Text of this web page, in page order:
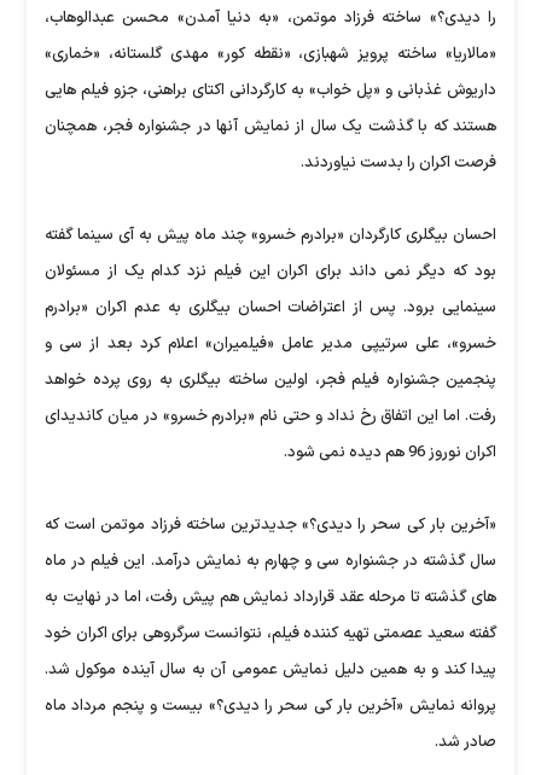
را دیدی؟» ساخته فرزاد موتمن، «به دنیا آمدن» محسن عبدالوهاب،
«مالاریا» ساخته پرویز شهبازی، «نقطه کور» مهدی گلستانه، «خماری»
داریوش غذبانی و «پل خواب» به کارگردانی اکتای براهنی، جزو فیلم هایی
هستند که با گذشت یک سال از نمایش آنها در جشنواره فجر، همچنان
فرصت اکران را بدست نیاوردند.
احسان بیگلری کارگردان «برادرم خسرو» چند ماه پیش به آی سینما گفته
بود که دیگر نمی داند برای اکران این فیلم نزد کدام یک از مسئولان
سینمایی برود. پس از اعتراضات احسان بیگلری به عدم اکران «برادرم
خسرو»، علی سرتیپی مدیر عامل «فیلمیران» اعلام کرد بعد از سی و
پنجمین جشنواره فیلم فجر، اولین ساخته بیگلری به روی پرده خواهد
رفت. اما این اتفاق رخ نداد و حتی نام «برادرم خسرو» در میان کاندیدای
اکران نوروز 96 هم دیده نمی شود.
«آخرین بار کی سحر را دیدی؟» جدیدترین ساخته فرزاد موتمن است که
سال گذشته در جشنواره سی و چهارم به نمایش درآمد. این فیلم در ماه
های گذشته تا مرحله عقد قرارداد نمایش هم پیش رفت، اما در نهایت به
گفته سعید عصمتی تهیه کننده فیلم، نتوانست سرگروهی برای اکران خود
پیدا کند و به همین دلیل نمایش عمومی آن به سال آینده موکول شد.
پروانه نمایش «آخرین بار کی سحر را دیدی؟» بیست و پنجم مرداد ماه
صادر شد.